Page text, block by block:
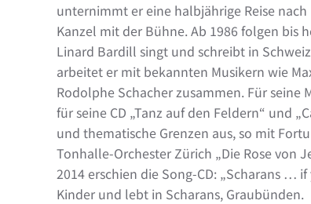
unternimmt er eine halbjährige Reise
Kanzel mit der Bühne. Ab 1986 folgen bis
Linard Bardill singt und schreibt in
arbeitet er mit bekannten Musikern wie
Rodolphe Schacher zusammen. Für
für seine CD „Tanz auf den Feldern“ und
und thematische Grenzen aus, so mit
Tonhalle-Orchester Zürich „Die Rose von
2014 erschien die Song-CD: „Scharans …
Kinder und lebt in Scharans, Graubünden.